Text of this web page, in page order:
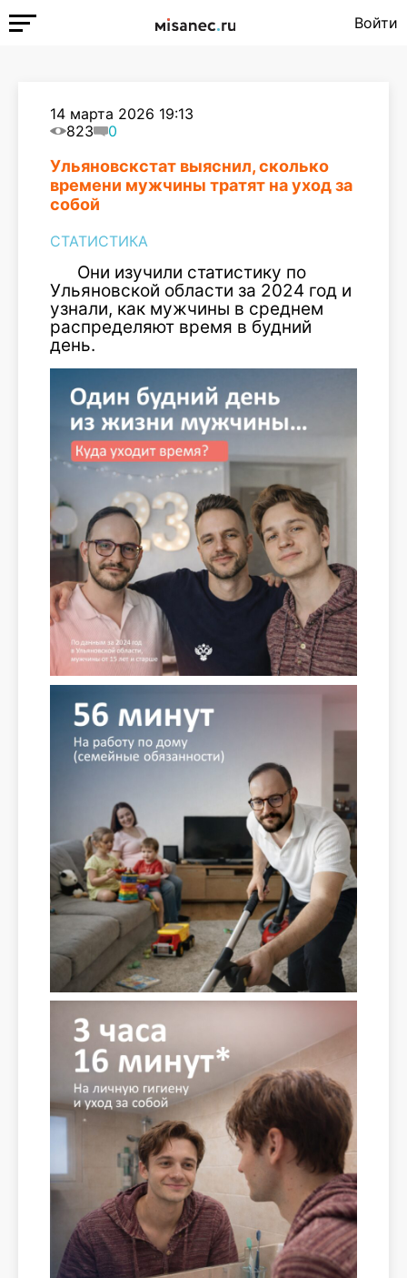
Войти
14 марта 2026 19:13
823
0
Ульяновскстат выяснил, сколько
времени мужчины тратят на уход за
собой
СТАТИСТИКА
Они изучили статистику по
Ульяновской области за 2024 год и
узнали, как мужчины в среднем
распределяют время в будний
день.